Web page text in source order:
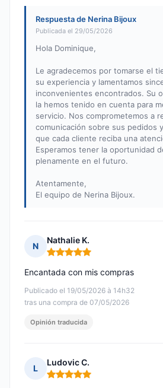
Respuesta de Nerina Bijoux
Publicada el 29/05/2026
Hola Dominique,
Le agradecemos por tomarse el
su experiencia y lamentamos
inconvenientes encontrados. Su
la hemos tenido en cuenta para
servicio. Nos comprometemos a
comunicación sobre sus pedidos
que cada cliente reciba una
Esperamos tener la oportunidad
plenamente en el futuro.
Atentamente,
El equipo de Nerina Bijoux.
N
Nathalie K.
Nota: 5 de 5
Publicado el 19/05/2026 à 14h32
tras una compra de 07/05/2026
Encantada con mis compras
Opinión traducida
L
Ludovic C.
Nota: 5 de 5